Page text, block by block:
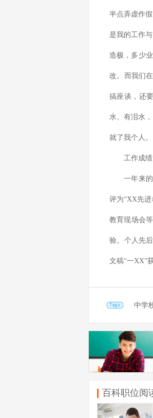
半点弄虚作
是我的工作
造极，多少
改。而我们
搞座谈，还
水、有泪水
就了我个人。
工作成绩
一年来
评为“XX先
教育现场会
验。个人先
文稿“一XX”
中学
百科职位阅